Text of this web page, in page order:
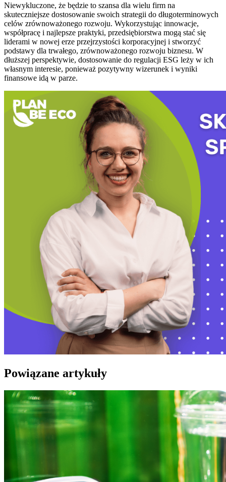
Niewykluczone, że będzie to szansa dla wielu firm na
skuteczniejsze dostosowanie swoich strategii do długoterminowych
celów zrównoważonego rozwoju. Wykorzystując innowacje,
współpracę i najlepsze praktyki, przedsiębiorstwa mogą stać się
liderami w nowej erze przejrzystości korporacyjnej i stworzyć
podstawy dla trwałego, zrównoważonego rozwoju biznesu. W
dłuższej perspektywie, dostosowanie do regulacji ESG leży w ich
własnym interesie, ponieważ pozytywny wizerunek i wyniki
finansowe idą w parze.
Powiązane artykuły